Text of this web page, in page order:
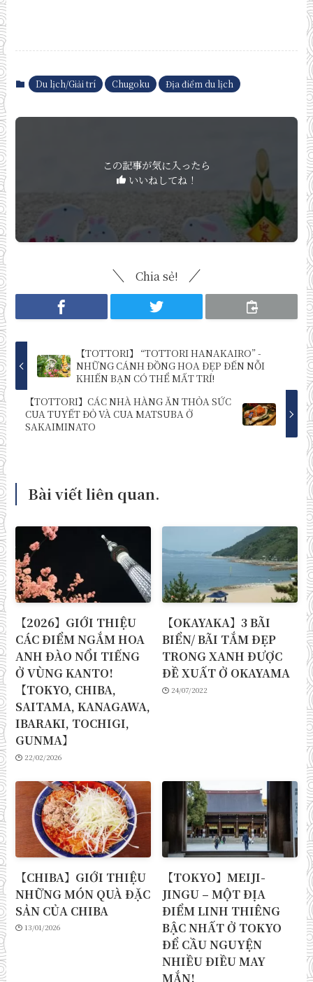
Du lịch/Giải trí Chugoku Địa điểm du lịch
この記事が気に入ったら
いいねしてね！
Chia sẻ!
【TOTTORI】 “TOTTORI HANAKAIRO” -
NHỮNG CÁNH ĐỒNG HOA ĐẸP ĐẾN NỖI
KHIẾN BẠN CÓ THỂ MẤT TRÍ!
【TOTTORI】CÁC NHÀ HÀNG ĂN THỎA SỨC
CUA TUYẾT ĐỎ VÀ CUA MATSUBA Ở
SAKAIMINATO
Bài viết liên quan.
【2026】GIỚI THIỆU
CÁC ĐIỂM NGẮM HOA
ANH ĐÀO NỔI TIẾNG
Ở VÙNG KANTO!
【TOKYO, CHIBA,
SAITAMA, KANAGAWA,
IBARAKI, TOCHIGI,
GUNMA】
22/02/2026
【OKAYAKA】3 BÃI
BIỂN/ BÃI TẮM ĐẸP
TRONG XANH ĐƯỢC
ĐỀ XUẤT Ở OKAYAMA
24/07/2022
【CHIBA】GIỚI THIỆU
NHỮNG MÓN QUÀ ĐẶC
SẢN CỦA CHIBA
13/01/2026
【TOKYO】MEIJI-
JINGU – MỘT ĐỊA
ĐIỂM LINH THIÊNG
BẬC NHẤT Ở TOKYO
ĐỂ CẦU NGUYỆN
NHIỀU ĐIỀU MAY
MẮN!